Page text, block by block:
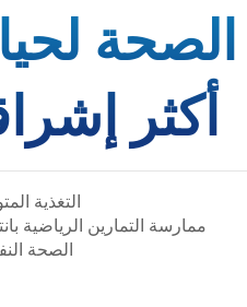
أكثر
التغذية
ممارسة التمارين الرياضية
الصحة